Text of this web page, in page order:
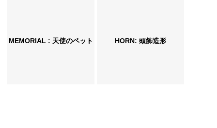
MEMORIAL : 天使のペット HORN: 頭飾造形